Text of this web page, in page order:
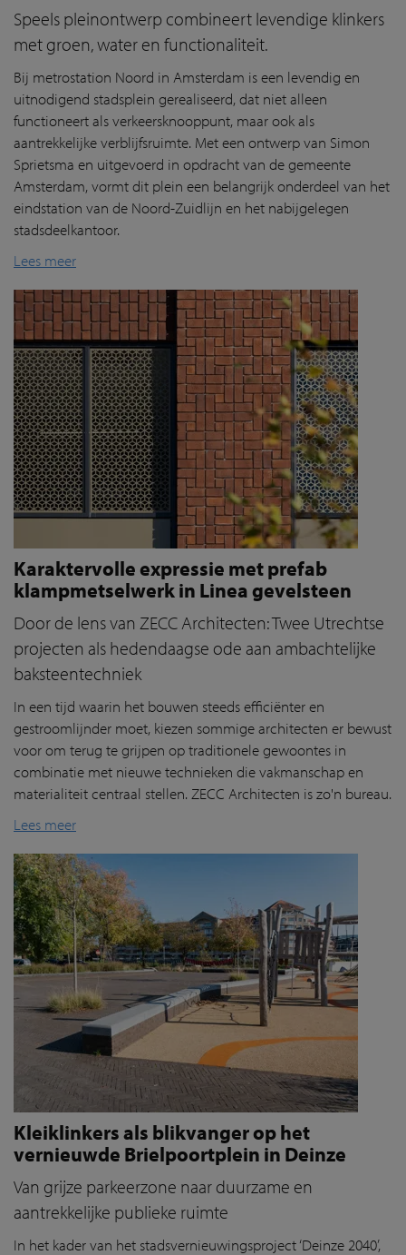
Speels pleinontwerp combineert levendige klinkers
met groen, water en functionaliteit.
Bij metrostation Noord in Amsterdam is een levendig en
uitnodigend stadsplein gerealiseerd, dat niet alleen
functioneert als verkeersknooppunt, maar ook als
aantrekkelijke verblijfsruimte. Met een ontwerp van Simon
Sprietsma en uitgevoerd in opdracht van de gemeente
Amsterdam, vormt dit plein een belangrijk onderdeel van het
eindstation van de Noord-Zuidlijn en het nabijgelegen
stadsdeelkantoor.
Lees meer
Karaktervolle expressie met prefab
klampmetselwerk in Linea gevelsteen
Door de lens van ZECC Architecten: Twee Utrechtse
projecten als hedendaagse ode aan ambachtelijke
baksteentechniek
In een tijd waarin het bouwen steeds efficiënter en
gestroomlijnder moet, kiezen sommige architecten er bewust
voor om terug te grijpen op traditionele gewoontes in
combinatie met nieuwe technieken die vakmanschap en
materialiteit centraal stellen. ZECC Architecten is zo'n bureau.
Lees meer
Kleiklinkers als blikvanger op het
vernieuwde Brielpoortplein in Deinze
Van grijze parkeerzone naar duurzame en
aantrekkelijke publieke ruimte
In het kader van het stadsvernieuwingsproject ‘Deinze 2040’,